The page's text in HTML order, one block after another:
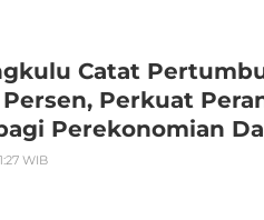
Catat
Persen, Perkuat
Perekonomian
WIB